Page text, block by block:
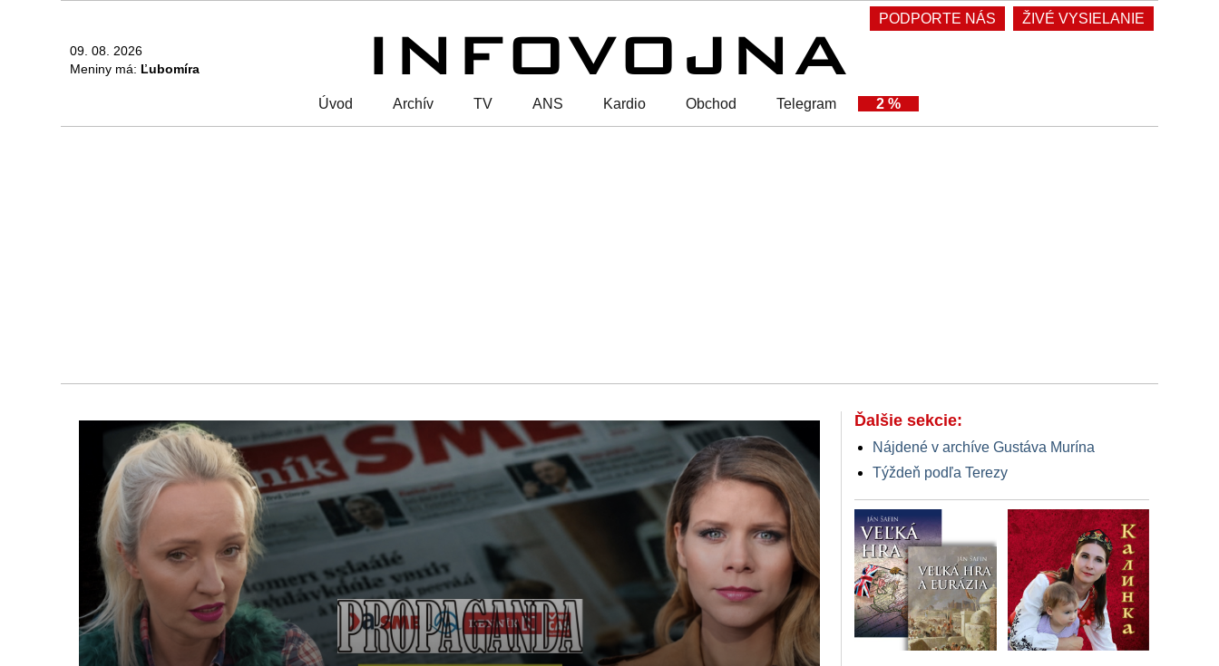
PODPORTE NÁS ŽIVÉ VYSIELANIE
09. 08. 2026
Meniny má: Ľubomíra
Úvod Archív TV ANS Kardio Obchod Telegram 2 %
Ďalšie sekcie:
Nájdené v archíve Gustáva Murína
Týždeň podľa Terezy